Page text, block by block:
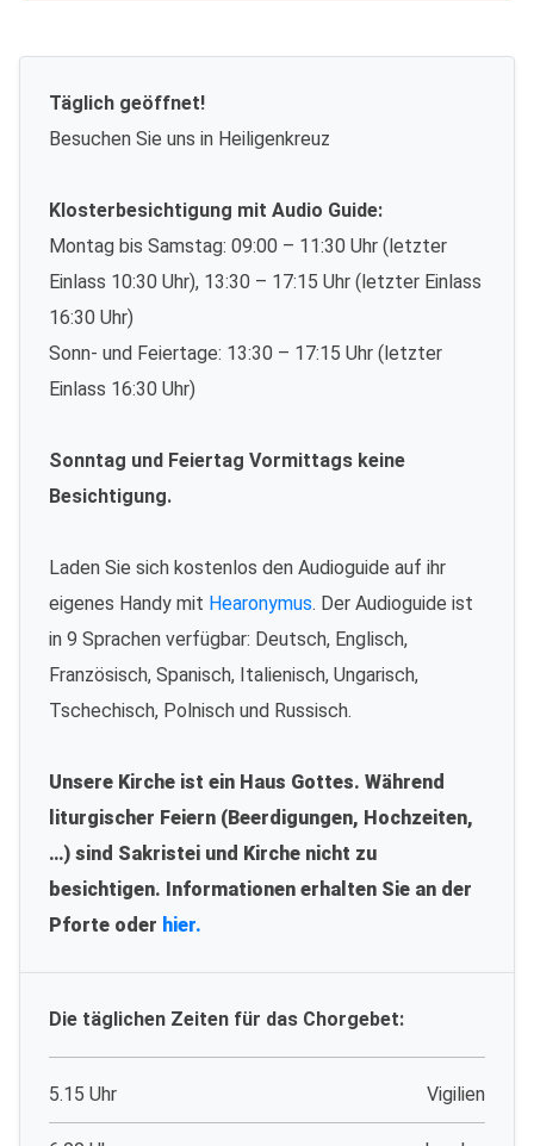
Täglich geöffnet!
Besuchen Sie uns in Heiligenkreuz
Klosterbesichtigung mit Audio Guide:
Montag bis Samstag: 09:00 – 11:30 Uhr (letzter
Einlass 10:30 Uhr), 13:30 – 17:15 Uhr (letzter Einlass
16:30 Uhr)
Sonn- und Feiertage: 13:30 – 17:15 Uhr (letzter
Einlass 16:30 Uhr)
Sonntag und Feiertag Vormittags keine
Besichtigung.
Laden Sie sich kostenlos den Audioguide auf ihr
eigenes Handy mit Hearonymus. Der Audioguide ist
in 9 Sprachen verfügbar: Deutsch, Englisch,
Französisch, Spanisch, Italienisch, Ungarisch,
Tschechisch, Polnisch und Russisch.
Unsere Kirche ist ein Haus Gottes. Während
liturgischer Feiern (Beerdigungen, Hochzeiten,
…) sind Sakristei und Kirche nicht zu
besichtigen. Informationen erhalten Sie an der
Pforte oder hier.
Die täglichen Zeiten für das Chorgebet:
5.15 Uhr Vigilien